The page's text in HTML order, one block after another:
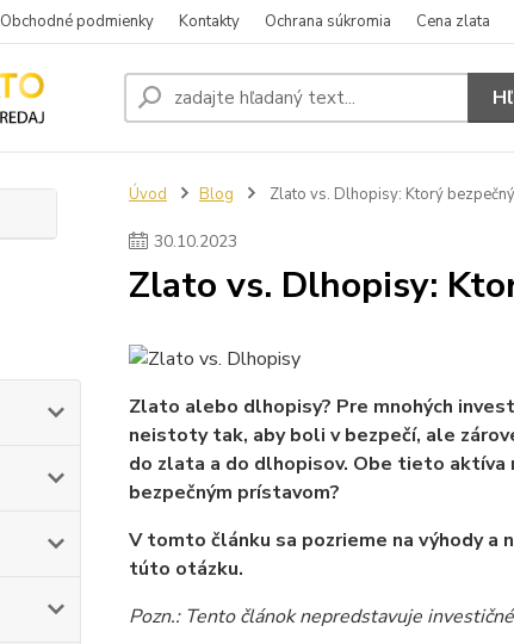
Obchodné podmienky Kontakty Ochrana súkromia Cena zlata
Úvod Blog Zlato vs. Dlhopisy: Ktorý
30.10.2023
Zlato vs. Dlhopisy:
Zlato alebo dlhopisy? Pre mnohých
neistoty tak, aby boli v bezpečí, ale
do zlata a do dlhopisov. Obe tieto
bezpečným prístavom?
V tomto článku sa pozrieme na výhody a
túto otázku.
Pozn.: Tento článok nepredstavuje